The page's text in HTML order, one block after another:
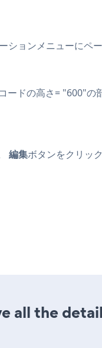
ションメニューにペ
ドの高さ= "600"の
編集ボタンをクリッ
all the